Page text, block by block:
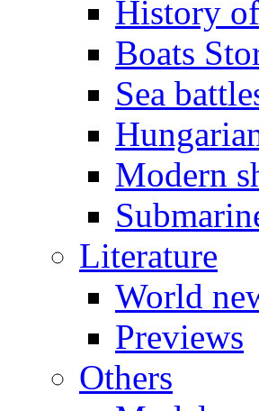
History
Boats
Sea
Modern
Literature
World
Previews
Others